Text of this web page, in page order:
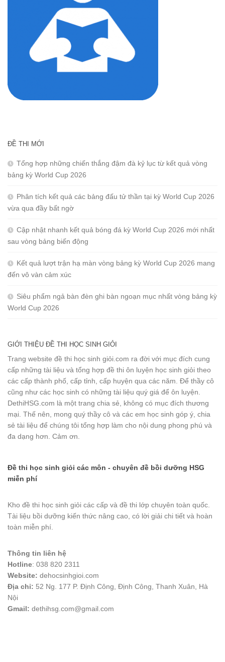
ĐỀ THI MỚI
Tổng hợp những chiến thắng đậm đà kỷ lục từ kết quả vòng
bảng kỳ World Cup 2026
Phân tích kết quả các bảng đấu tử thần tại kỳ World Cup 2026
vừa qua đầy bất ngờ
Cập nhật nhanh kết quả bóng đá kỳ World Cup 2026 mới nhất
sau vòng bảng biến động
Kết quả lượt trận hạ màn vòng bảng kỳ World Cup 2026 mang
đến vô vàn cảm xúc
Siêu phẩm ngả bàn đèn ghi bàn ngoạn mục nhất vòng bảng kỳ
World Cup 2026
GIỚI THIỆU ĐỀ THI HỌC SINH GIỎI
Trang website đề thi học sinh giỏi.com ra đời với mục đích cung
cấp những tài liệu và tổng hợp đề thi ôn luyện học sinh giỏi theo
các cấp thành phố, cấp tỉnh, cấp huyện qua các năm. Để thầy cô
cũng như các học sinh có những tài liệu quý giá để ôn luyện.
DethiHSG.com là một trang chia sẻ, không có mục đích thương
mại. Thế nên, mong quý thầy cô và các em học sinh góp ý, chia
sẻ tài liệu để chúng tôi tổng hợp làm cho nội dung phong phú và
đa dạng hơn. Cảm ơn.
Đề thi học sinh giỏi các môn - chuyên đề bồi dưỡng HSG
miễn phí
Kho đề thi học sinh giỏi các cấp và đề thi lớp chuyên toàn quốc.
Tài liệu bồi dưỡng kiến thức nâng cao, có lời giải chi tiết và hoàn
toàn miễn phí.
Thông tin liên hệ
Hotline: 038 820 2311
Website: dehocsinhgioi.com
Địa chỉ: 52 Ng. 177 P. Định Công, Định Công, Thanh Xuân, Hà
Nội
Gmail: dethihsg.com@gmail.com